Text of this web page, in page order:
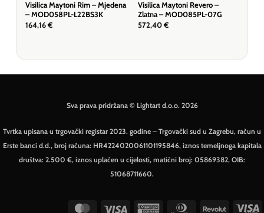
Visilica Maytoni Rim – Mjedena
– MOD058PL-L22BS3K
164,16 €
Visilica Maytoni Revero –
Zlatna – MOD085PL-07G
572,40 €
Sva prava pridržana © Lightart d.o.o. 2026
Tvrtka upisana u trgovački registar 2023. godine – Trgovački sud u Zagrebu, račun u
Erste banci d.d., broj računa: HR4224020061101195846, iznos temeljnoga kapitala
društva: 2.500 €, iznos uplaćen u cijelosti, matični broj: 05869382, OIB:
51068711660.
MasterCardVisa American Dinners Revolut